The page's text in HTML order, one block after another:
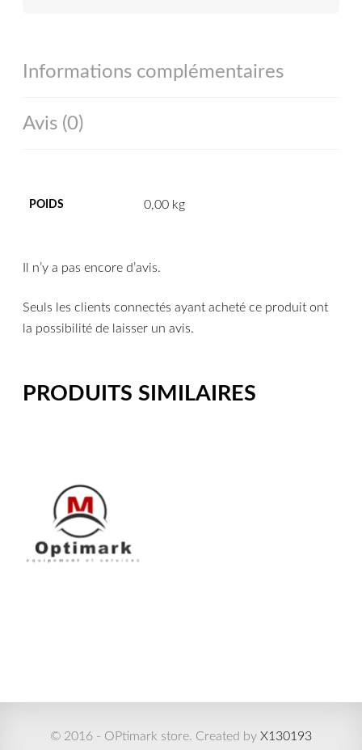
Informations complémentaires
Avis (0)
POIDS 0,00 kg
Il n’y a pas encore d’avis.
Seuls les clients connectés ayant acheté ce produit ont
la possibilité de laisser un avis.
PRODUITS SIMILAIRES
© 2016 - OPtimark store. Created by X130193